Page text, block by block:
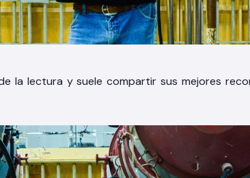
la lectura y suele compartir sus mejores